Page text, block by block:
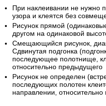
При наклеивании не нужно
узора и клеятся без
Рисунок прямой
другом на одинаковой
Смещающийся рисунок,
Сдвинутая подгонка
последующее полотнище,
относительно предыдущего
Рисунок не определен
последующих полотен
направлении,